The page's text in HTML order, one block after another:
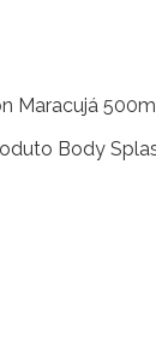
Maracujá
Body